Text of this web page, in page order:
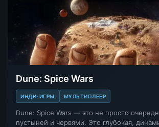
Dune: Spice Wars
ИНДИ-ИГРЫ МУЛЬТИПЛЕЕР
Dune: Spice Wars — это не просто
пустыней и червями. Это глубокая,